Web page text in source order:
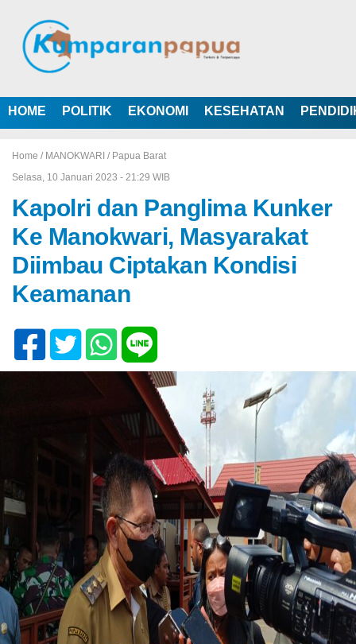
HOME POLITIK EKONOMI KESEHATAN
Home / MANOKWARI / Papua Barat
Selasa, 10 Januari 2023 - 21:29 WIB
Kapolri dan Panglima Kunker
Ke Manokwari, Masyarakat
Diimbau Ciptakan Kondisi
Keamanan